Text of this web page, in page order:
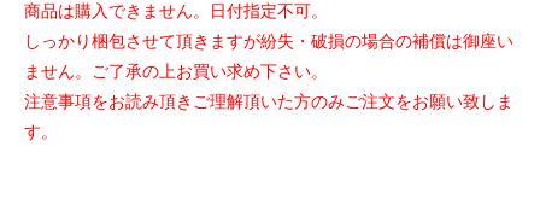
商品は購入できません。日付指定不可。
しっかり梱包させて頂きますが紛失・破損の場合の補償は御座い
ません。ご了承の上お買い求め下さい。
注意事項をお読み頂きご理解頂いた方のみご注文をお願い致しま
す。